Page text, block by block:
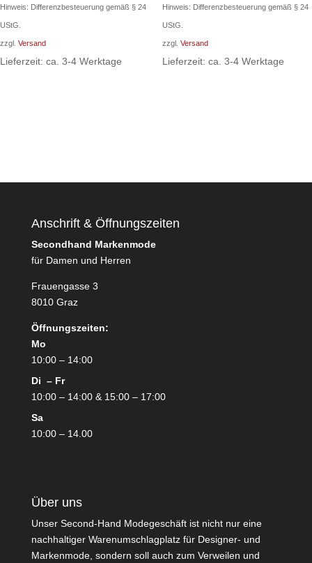
Preis
440,00 €
Preis
Hinweis: Differenzbesteuerung gemäß § 24
UStG.
zzgl. Versand
Lieferzeit: ca. 3-4 Werktage
Preis
660,00 €
Preis
Hinweis: Differenzbesteuerung gemäß § 24
UStG.
zzgl. Versand
Lieferzeit: ca. 3-4 Werktage
Anschrift & Öffnungszeiten
Secondhand Markenmode
für Damen und Herren
Frauengasse 3
8010 Graz
Öffnungszeiten:
Mo
10:00 – 14:00
Di – Fr
10:00 – 14:00 & 15:00 – 17:00
Sa
10:00 – 14.00
Über uns
Unser Second-Hand Modegeschäft ist nicht nur eine
nachhaltiger Warenumschlagplatz für Designer- und
Markenmode, sondern soll auch zum Verweilen und